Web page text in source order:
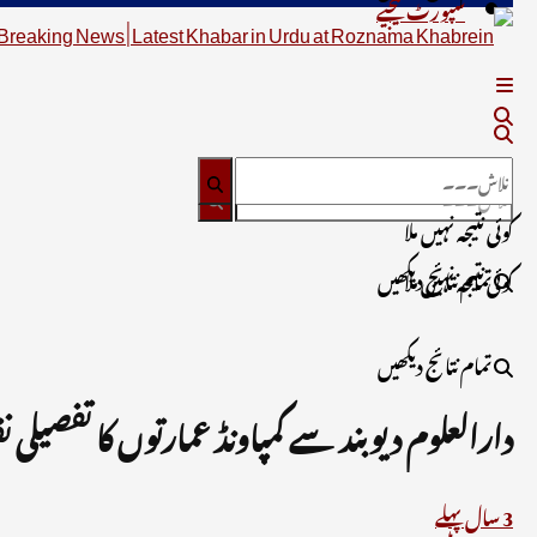
کوئی نتیجہ نہیں ملا
تمام نتائج دیکھیں
کوئی نتیجہ نہیں ملا
تمام نتائج دیکھیں
دارالعلوم دیوبند سے کمپاونڈ عمارتوں کا
3 سال پہلے